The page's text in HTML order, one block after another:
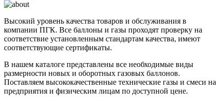
Высокий уровень качества товаров и обслуживания в
компании ПГК. Все баллоны и газы проходят проверку на
соответствие установленным стандартам качества, имеют
соответствующие сертификаты.
В нашем каталоге представлены все необходимые виды
размерности новых и оборотных газовых баллонов.
Поставляем высококачественные технические газы и смеси на
предприятия и физическим лицам по доступной цене.